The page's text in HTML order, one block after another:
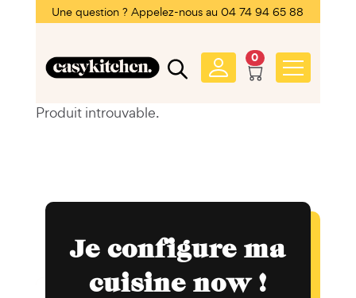
Une question ? Appelez-nous au 04 74 94 65 88
0
Produit introuvable.
Je configure ma
cuisine now !